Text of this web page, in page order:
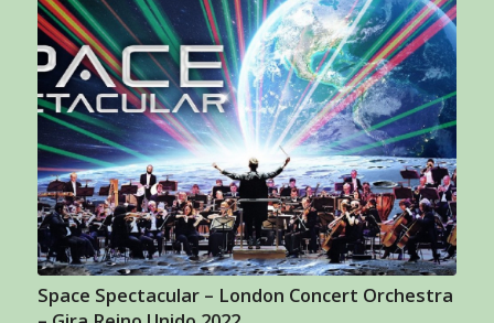
Space Spectacular – London Concert Orchestra